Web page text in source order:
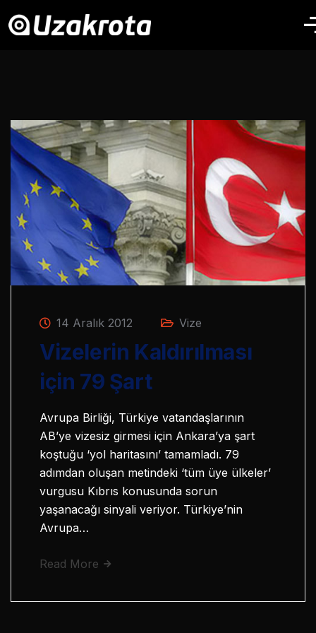
14 Aralık 2012 Vize
Vizelerin Kaldırılması
için 79 Şart
Avrupa Birliği, Türkiye vatandaşlarının
AB’ye vizesiz girmesi için Ankara’ya şart
koştuğu ‘yol haritasını’ tamamladı. 79
adımdan oluşan metindeki ‘tüm üye ülkeler’
vurgusu Kıbrıs konusunda sorun
yaşanacağı sinyali veriyor. Türkiye’nin
Avrupa…
Read More